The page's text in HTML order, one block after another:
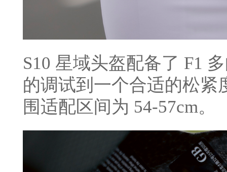
S10 星域头盔配备了 F1
的调试到一个合适的松紧
围适配区间为 54-57cm。